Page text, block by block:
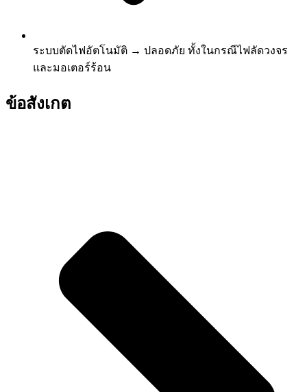
ระบบตัดไฟอัตโนมัติ → ปลอดภัย ทั้งในกรณีไฟลัดวงจร
และมอเตอร์ร้อน
ข้อสังเกต